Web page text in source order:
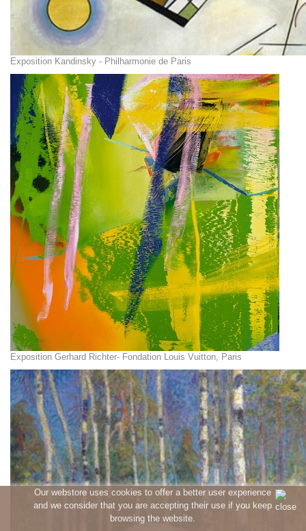
Our webstore uses cookies to offer a better user experience
and we consider that you are accepting their use if you keep
browsing the website.
Exposition Kandinsky - Philharmonie de Paris
Exposition Gerhard Richter- Fondation Louis Vuitton, Paris